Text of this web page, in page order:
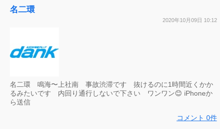
名二環
2020年10月09日 10:12
名二環 鳴海〜上社南 事故渋滞です 抜けるのに1時間近くかか
るみたいです 内回り通行しないで下さい ワンワン😊 iPhoneか
ら送信
コメント 0件